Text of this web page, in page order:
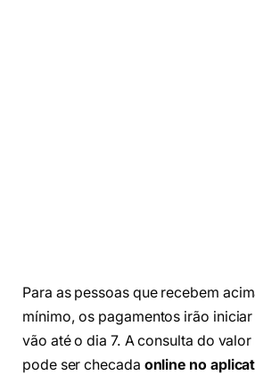
Para as pessoas que recebem
mínimo, os pagamentos irão
vão até o dia 7. A consulta do valor
pode ser checada online no